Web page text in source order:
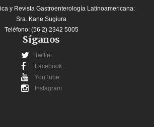
y Revista Gastroenterología Latinoamericana:
Sra. Kane Sugiura
Teléfono: (56 2) 2342 5005
Síganos
Twitter
Facebook
YouTube
Instagram